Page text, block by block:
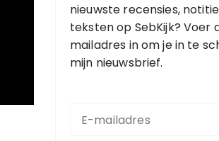
nieuwste recensies,
teksten op SebKijk? Voer
mailadres in om je in te
mijn nieuwsbrief.